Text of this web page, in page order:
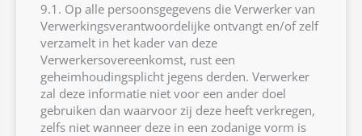
9.1. Op alle persoonsgegevens die Verwerker van
Verwerkingsverantwoordelijke ontvangt en/of zelf
verzamelt in het kader van deze
Verwerkersovereenkomst, rust een
geheimhoudingsplicht jegens derden. Verwerker
zal deze informatie niet voor een ander doel
gebruiken dan waarvoor zij deze heeft verkregen,
zelfs niet wanneer deze in een zodanige vorm is